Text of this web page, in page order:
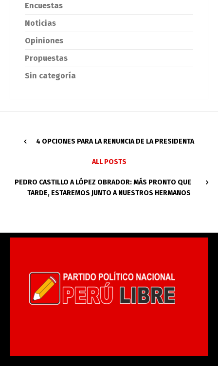
Encuestas
Noticias
Opiniones
Propuestas
Sin categoría
4 OPCIONES PARA LA RENUNCIA DE LA PRESIDENTA
ALL POSTS
PEDRO CASTILLO A LÓPEZ OBRADOR: MÁS PRONTO QUE
TARDE, ESTAREMOS JUNTO A NUESTROS HERMANOS